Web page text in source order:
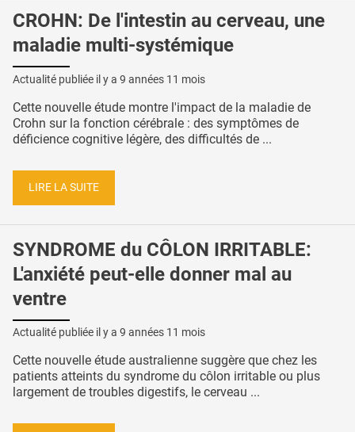
CROHN: De l'intestin au cerveau, une
maladie multi-systémique
Actualité publiée il y a 9 années 11 mois
Cette nouvelle étude montre l'impact de la maladie de
Crohn sur la fonction cérébrale : des symptômes de
déficience cognitive légère, des difficultés de ...
LIRE LA SUITE
SYNDROME du CÔLON IRRITABLE:
L'anxiété peut-elle donner mal au
ventre
Actualité publiée il y a 9 années 11 mois
Cette nouvelle étude australienne suggère que chez les
patients atteints du syndrome du côlon irritable ou plus
largement de troubles digestifs, le cerveau ...